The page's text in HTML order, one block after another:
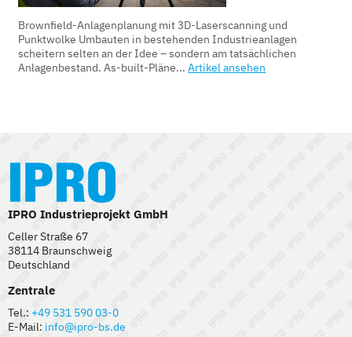
Brownfield-Anlagenplanung mit 3D-Laserscanning und
Punktwolke Umbauten in bestehenden Industrieanlagen
scheitern selten an der Idee – sondern am tatsächlichen
Anlagenbestand. As-built-Pläne...Artikel ansehen
IPRO Industrieprojekt GmbH
Celler Straße 67
38114 Braunschweig
Deutschland
Zentrale
Tel.: +49 531 590 03-0
E-Mail: info@ipro-bs.de